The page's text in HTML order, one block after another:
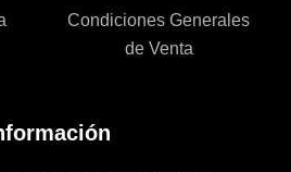
Condiciones Generales
de Venta